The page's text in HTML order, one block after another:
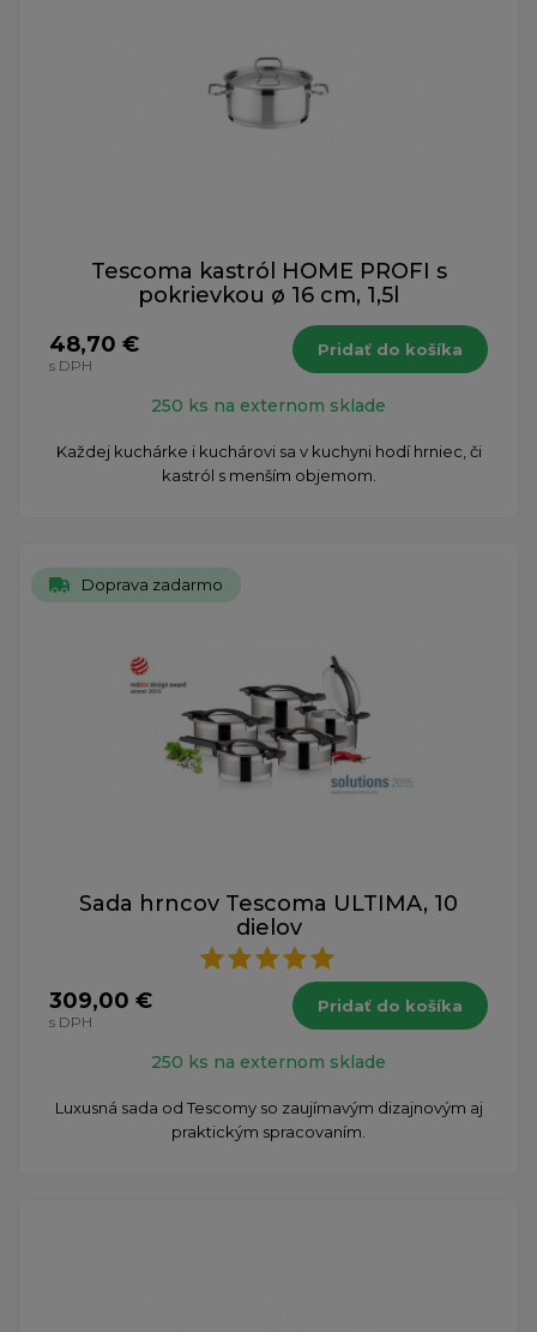
Tescoma kastról HOME PROFI s
pokrievkou ø 16 cm, 1,5l
48,70 €
s DPH
Pridať do košíka
250 ks na externom sklade
Každej kuchárke i kuchárovi sa v kuchyni hodí hrniec, či
kastról s menším objemom.
Doprava zadarmo
Sada hrncov Tescoma ULTIMA, 10
dielov
309,00 €
s DPH
Pridať do košíka
250 ks na externom sklade
Luxusná sada od Tescomy so zaujímavým dizajnovým aj
praktickým spracovaním.